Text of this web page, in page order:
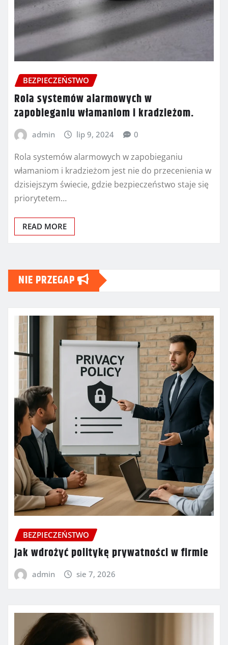
BEZPIECZEŃSTWO
Rola systemów alarmowych w
zapobieganiu włamaniom i kradzieżom.
admin lip 9, 2024 0
Rola systemów alarmowych w zapobieganiu
włamaniom i kradzieżom jest nie do przecenienia w
dzisiejszym świecie, gdzie bezpieczeństwo staje się
priorytetem…
READ MORE
NIE PRZEGAP
BEZPIECZEŃSTWO
Jak wdrożyć politykę prywatności w firmie
admin sie 7, 2026